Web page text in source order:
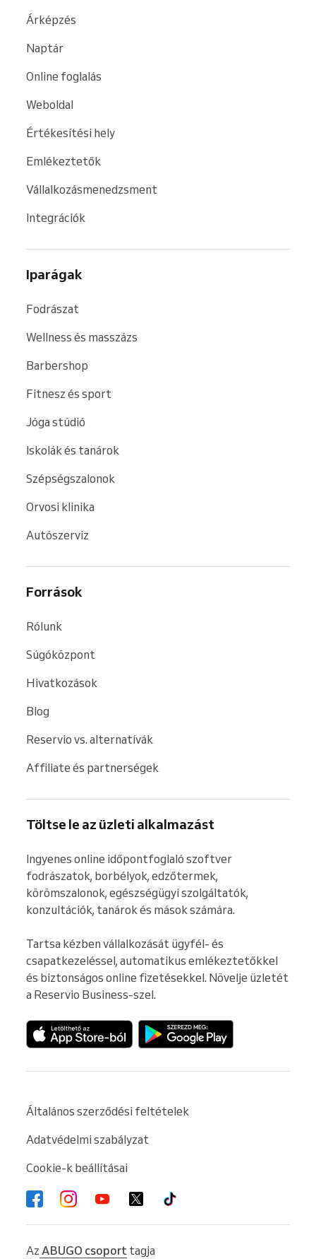
Árképzés
Naptár
Online foglalás
Weboldal
Értékesítési hely
Emlékeztetők
Vállalkozásmenedzsment
Integrációk
Iparágak
Fodrászat
Wellness és masszázs
Barbershop
Fitnesz és sport
Jóga stúdió
Iskolák és tanárok
Szépségszalonok
Orvosi klinika
Autószerviz
Források
Rólunk
Súgóközpont
Hivatkozások
Blog
Reservio vs. alternatívák
Affiliate és partnerségek
Töltse le az üzleti alkalmazást
Ingyenes online időpontfoglaló szoftver
fodrászatok, borbélyok, edzőtermek,
körömszalonok, egészségügyi szolgáltatók,
konzultációk, tanárok és mások számára.
Tartsa kézben vállalkozását ügyfél- és
csapatkezeléssel, automatikus emlékeztetőkkel
és biztonságos online fizetésekkel. Növelje üzletét
a Reservio Business-szel.
Általános szerződési feltételek
Adatvédelmi szabályzat
Cookie-k beállításai
Az ABUGO csoport tagja